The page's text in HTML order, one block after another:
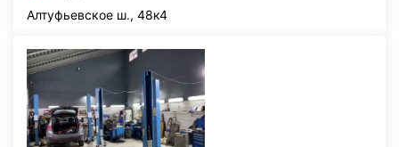
Алтуфьевское ш., 48к4